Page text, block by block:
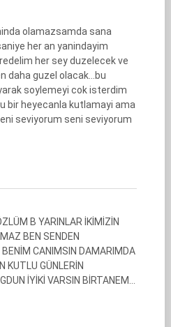
olamazsamda sana
her an yanindayim
her sey duzelecek ve
daha guzel olacak…bu
soylemeyi cok isterdim
bir heyecanla kutlamayi ama
seviyorum seni seviyorum
B YARINLAR İKİMİZİN
BEN SENDEN
CANIMSIN DAMARIMDA
KUTLU GÜNLERİN
İYİKİ VARSIN BİRTANEM…